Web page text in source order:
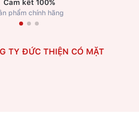
Cam kết 100%
phẩm chính hãng
TY ĐỨC THIỆN CÓ MẶT